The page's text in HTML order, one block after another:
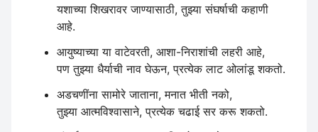
यशाच्या शिखरावर जाण्यासाठी, तुझ्या संघर्षाची कहाणी
आहे.
आयुष्याच्या या वाटेवरती, आशा-निराशांची लहरी आहे,
पण तुझ्या धैर्याची नाव घेऊन, प्रत्येक लाट ओलांडू शकतो.
अडचणींना सामोरे जाताना, मनात भीती नको,
तुझ्या आत्मविश्वासाने, प्रत्येक चढाई सर करू शकतो.